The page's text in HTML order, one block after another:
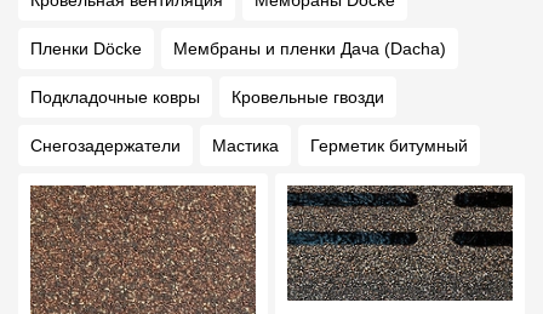
Пленки Döcke Мембраны и пленки Дача (Dacha)
Подкладочные ковры Кровельные гвозди
Снегозадержатели Мастика Герметик битумный